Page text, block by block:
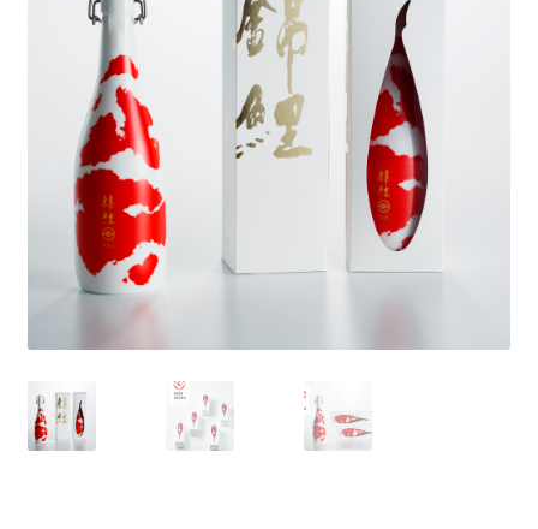
週邊配件